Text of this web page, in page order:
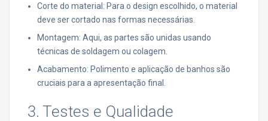
Corte do material: Para o design escolhido, o material
deve ser cortado nas formas necessárias.
Montagem: Aqui, as partes são unidas usando
técnicas de soldagem ou colagem.
Acabamento: Polimento e aplicação de banhos são
cruciais para a apresentação final.
3. Testes e Qualidade